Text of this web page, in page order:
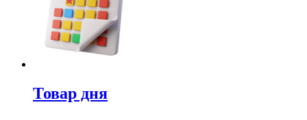
Товар дня